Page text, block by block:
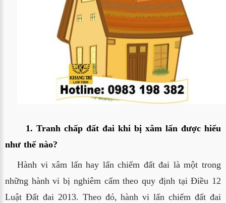
như thế nào?
Hành vi xâm lấn hay lấn chiếm đất đai là một trong
những hành vi bị nghiêm cấm theo quy định tại Điều 12
Luật Đất đai 2013. Theo đó, hành vi lấn chiếm đất đai